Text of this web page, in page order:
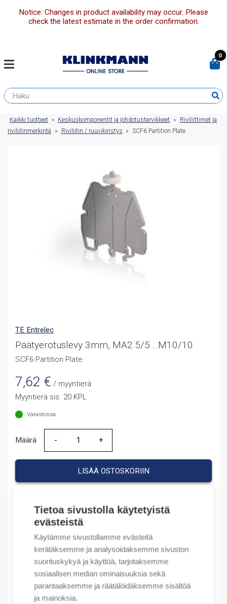
Tietoa sivustolla käytetyistä
evästeistä
Käytämme sivustollamme evästeitä
kerätäksemme ja analysoidaksemme sivuston
suorituskykyä ja käyttöä, tarjotaksemme
sosiaalisen median ominaisuuksia sekä
parantaaksemme ja räätälöidäksemme sisältöä
ja mainoksia.
Notice: Changes in product availability may occur. Please
check the latest estimate in the order confirmation.
0
Kaikki tuotteet » Keskuskomponentit ja johdotustarvikkeet »
Riviliittimet ja
riviliitinmerkintä
» Riviliitin / ruuvikiristys » SCF6 Partition Plate
TE Entrelec
Päätyerotuslevy 3mm, MA2.5/5....M10/10
SCF6 Partition Plate
7,62 € / myyntierä
Myyntierä sis. 20 KPL
Varastossa
Määrä
Määrä
LISÄÄ OSTOSKORIIN
Tuotekoodit
Tilauskoodi: 1SNA118707R0300
Product order number: 1SNA118707R0300
Valmistajan tuotenumero: 1SNA118707R0300
Sähkönumero: 1965742
Tuotteen tullikoodi: 85369001